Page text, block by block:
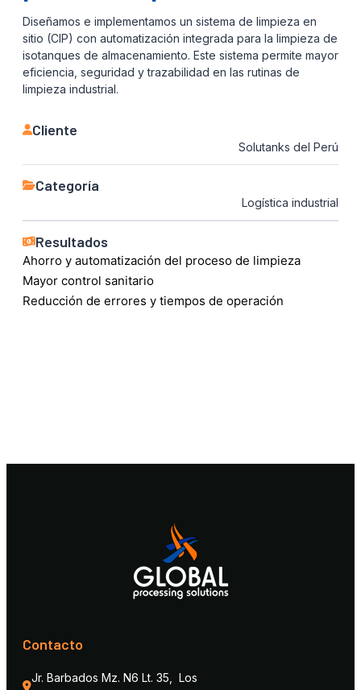
Diseñamos e implementamos un sistema de limpieza en
sitio (CIP) con automatización integrada para la limpieza de
isotanques de almacenamiento. Este sistema permite mayor
eficiencia, seguridad y trazabilidad en las rutinas de
limpieza industrial.
Cliente
Solutanks del Perú
Categoría
Logística industrial
Resultados
Ahorro y automatización del proceso de limpieza
Mayor control sanitario
Reducción de errores y tiempos de operación
Contacto
Jr. Barbados Mz. N6 Lt. 35,  Los